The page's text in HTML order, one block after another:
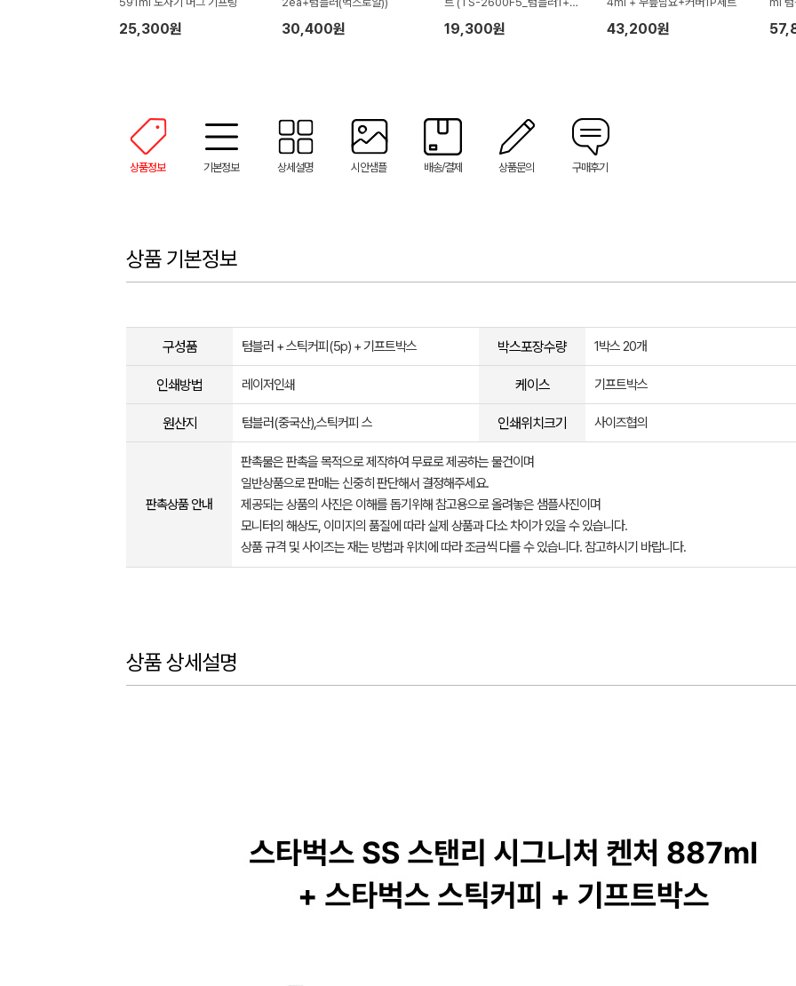
25,300원 30,400원
니선풍기1)
19,300원 43,200원
봉
상품정보 기본정보 상세설명 시안샘플 배송/결제 상품문의 구매후기
상품 기본정보
구성품 텀블러 + 스틱커피(5p) + 기프트박스 박스포장수량 1박스 20개
인쇄방법 레이저인쇄 케이스 기프트박스
원산지 텀블러(중국산),스틱커피 스 인쇄위치크기 사이즈협의
판촉상품 안내
판촉물은 판촉을 목적으로 제작하여 무료로 제공하는 물건이며
일반상품으로 판매는 신중히 판단해서 결정해주세요.
제공되는 상품의 사진은 이해를 돕기위해 참고용으로 올려놓은 샘플사진이며
모니터의 해상도, 이미지의 품질에 따라 실제 상품과 다소 차이가 있을 수 있습니다.
상품 규격 및 사이즈는 재는 방법과 위치에 따라 조금씩 다를 수 있습니다. 참고하시기 바랍니다.
상품 상세설명